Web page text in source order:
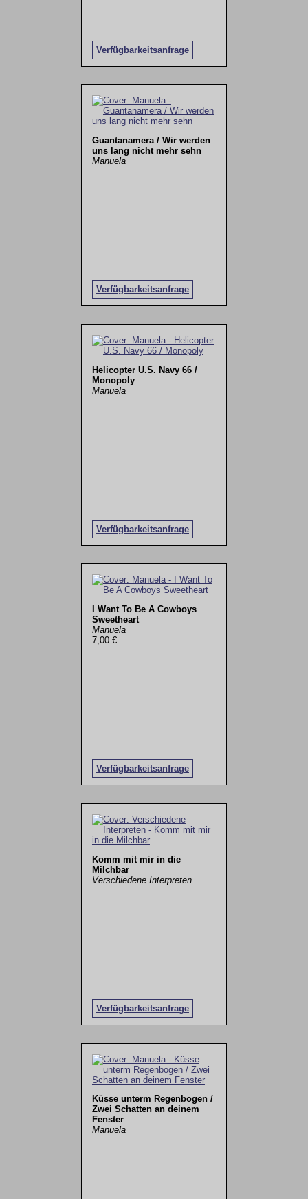
Verfügbarkeitsanfrage
Guantanamera / Wir werden
uns lang nicht mehr sehn
Manuela
Verfügbarkeitsanfrage
Helicopter U.S. Navy 66 /
Monopoly
Manuela
Verfügbarkeitsanfrage
I Want To Be A Cowboys
Sweetheart
Manuela
7,00 €
Verfügbarkeitsanfrage
Komm mit mir in die
Milchbar
Verschiedene Interpreten
Verfügbarkeitsanfrage
Küsse unterm Regenbogen /
Zwei Schatten an deinem
Fenster
Manuela